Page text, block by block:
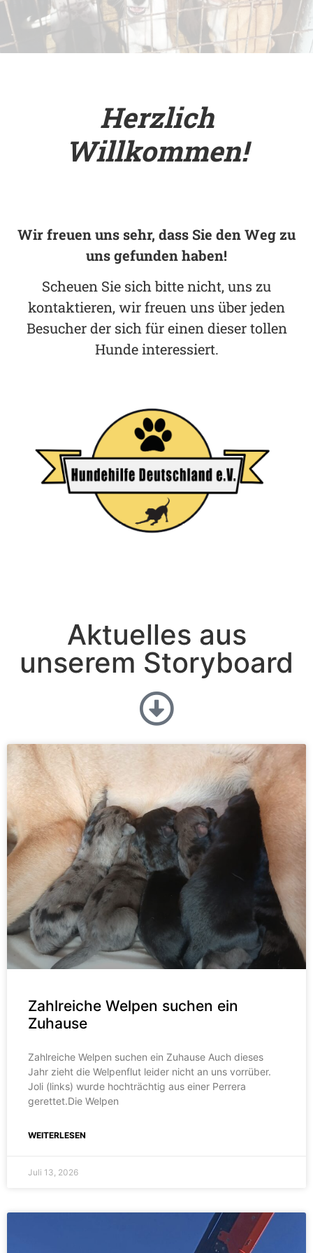
Herzlich
Willkommen!
Wir freuen uns sehr, dass Sie den Weg zu
uns gefunden haben!
Scheuen Sie sich bitte nicht, uns zu
kontaktieren, wir freuen uns über jeden
Besucher der sich für einen dieser tollen
Hunde interessiert.
Aktuelles aus
unserem Storyboard
Zahlreiche Welpen suchen ein
Zuhause
Zahlreiche Welpen suchen ein Zuhause Auch dieses
Jahr zieht die Welpenflut leider nicht an uns vorrüber.
Joli (links) wurde hochträchtig aus einer Perrera
gerettet.Die Welpen
WEITERLESEN
Juli 13, 2026